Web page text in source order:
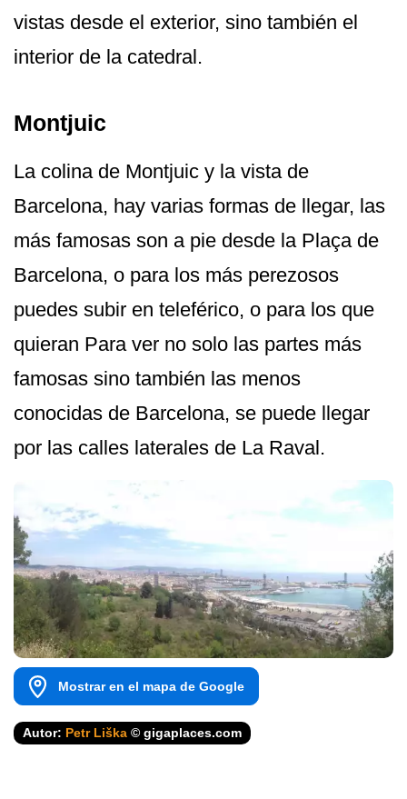
vistas desde el exterior, sino también el
interior de la catedral.
Montjuic
La colina de Montjuic y la vista de
Barcelona, hay varias formas de llegar, las
más famosas son a pie desde la Plaça de
Barcelona, o para los más perezosos
puedes subir en teleférico, o para los que
quieran Para ver no solo las partes más
famosas sino también las menos
conocidas de Barcelona, se puede llegar
por las calles laterales de La Raval.
Mostrar en el mapa de Google
Autor: Petr Liška © gigaplaces.com